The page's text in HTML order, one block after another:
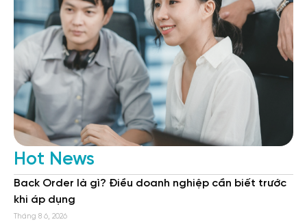
Hot News
Back Order là gì? Điều doanh nghiệp cần biết trước
khi áp dụng
Tháng 8 6, 2026